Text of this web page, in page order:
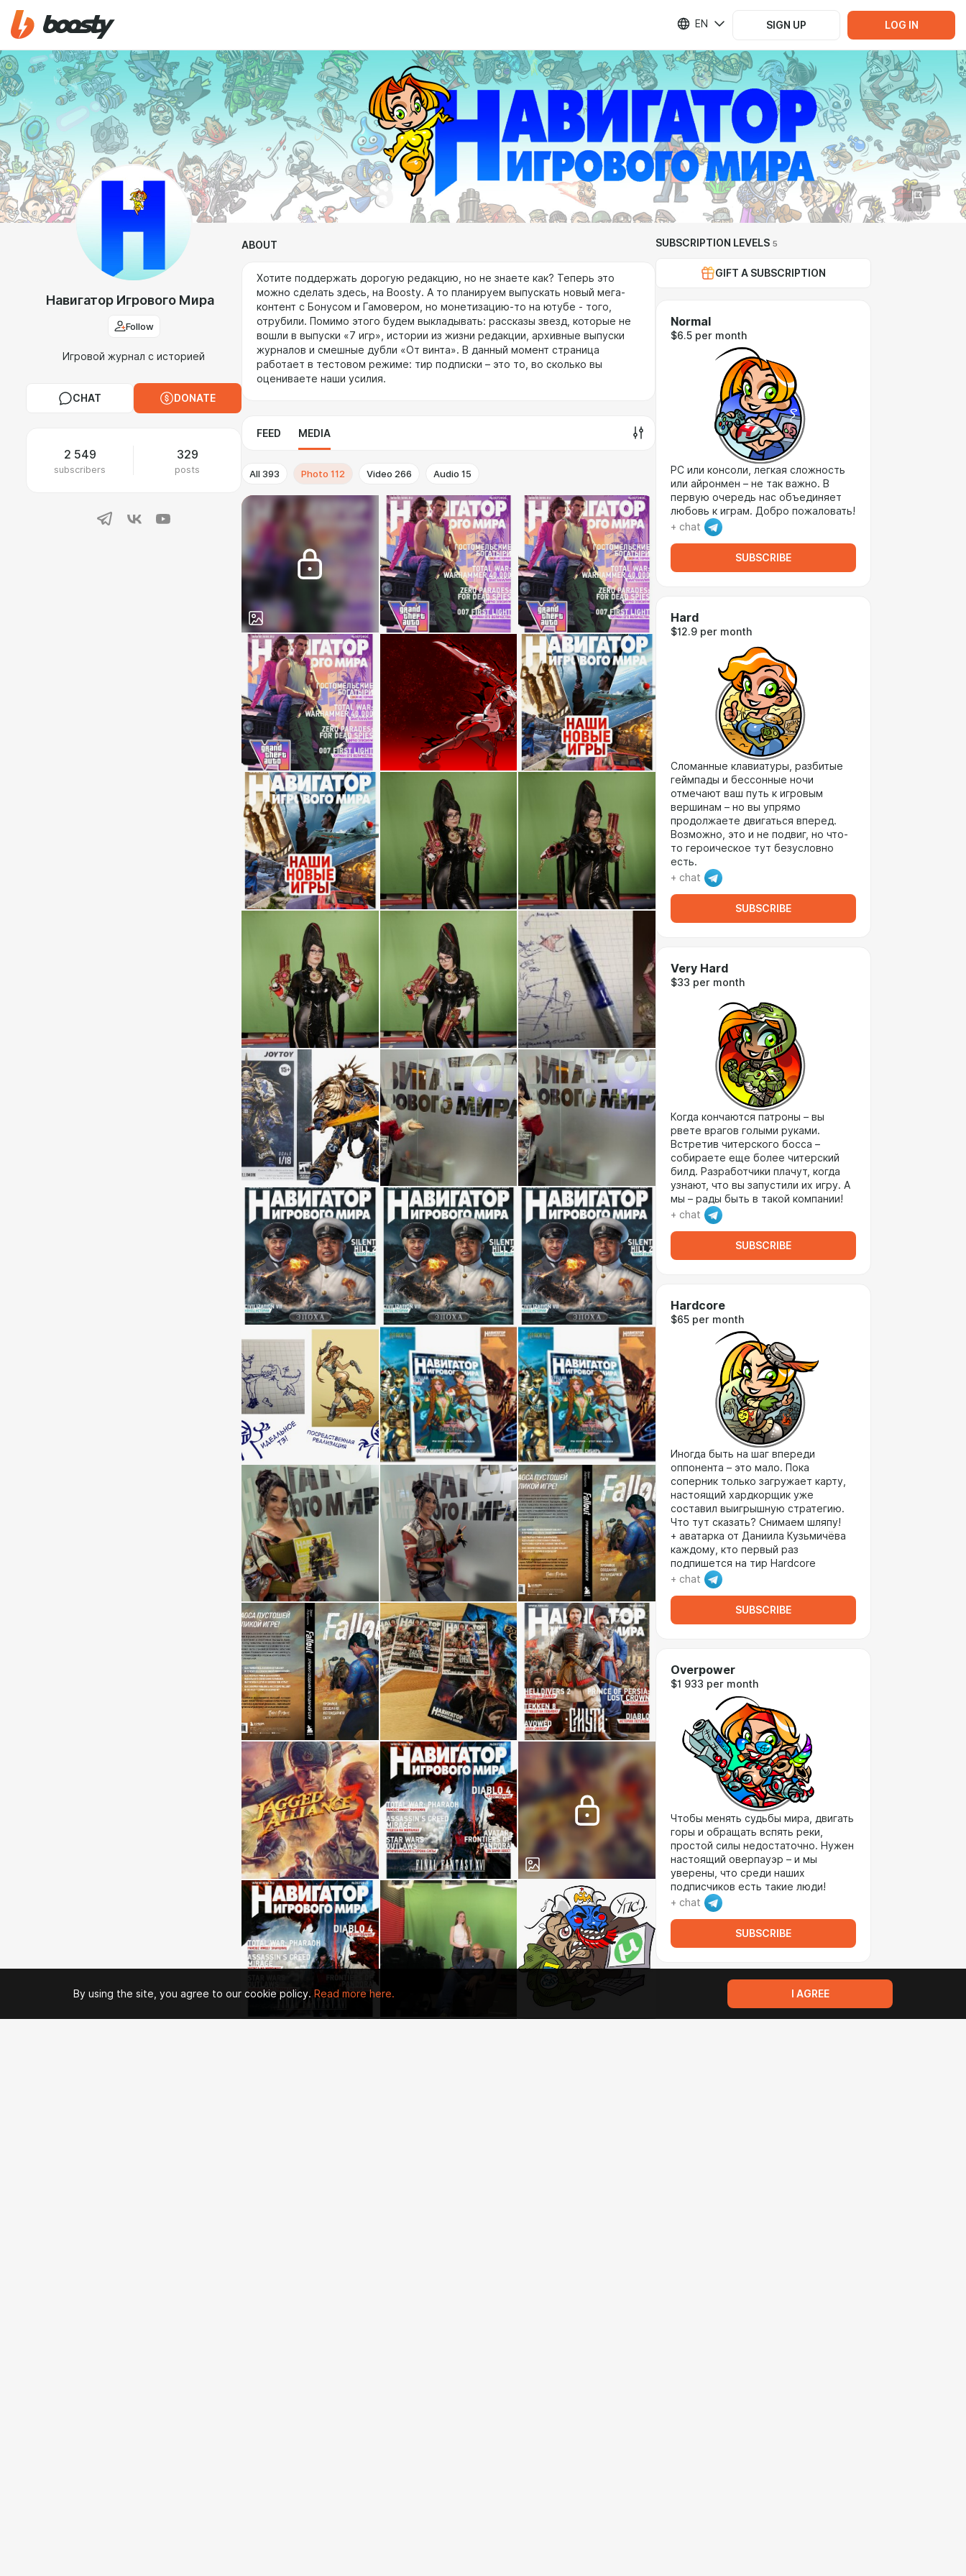
EN SIGN UP LOG IN
Навигатор Игрового Мира
Follow
Игровой журнал с историей
CHAT DONATE
2 549
subscribers
329
posts
ABOUT
Хотите поддержать дорогую редакцию, но не знаете как? Теперь это
можно сделать здесь, на Boosty. А то планируем выпускать новый мега-
контент с Бонусом и Гамовером, но монетизацию-то на ютубе - того,
отрубили. Помимо этого будем выкладывать: рассказы звезд, которые не
вошли в выпуски «7 игр», истории из жизни редакции, архивные выпуски
журналов и смешные дубли «От винта». В данный момент страница
работает в тестовом режиме: тир подписки – это то, во сколько вы
оцениваете наши усилия.
FEED MEDIA
All393 Photo 112 Video 266 Audio 15
SUBSCRIPTION LEVELS 5
GIFT A SUBSCRIPTION
Normal
$6.5 per month
PC или консоли, легкая сложность
или айронмен – не так важно. В
первую очередь нас объединяет
любовь к играм. Добро пожаловать!
+ chat
SUBSCRIBE
Hard
$12.9 per month
Сломанные клавиатуры, разбитые
геймпады и бессонные ночи
отмечают ваш путь к игровым
вершинам – но вы упрямо
продолжаете двигаться вперед.
Возможно, это и не подвиг, но что-
то героическое тут безусловно
есть.
+ chat
SUBSCRIBE
Very Hard
$33 per month
Когда кончаются патроны – вы
рвете врагов голыми руками.
Встретив читерского босса –
собираете еще более читерский
билд. Разработчики плачут, когда
узнают, что вы запустили их игру. А
мы – рады быть в такой компании!
+ chat
SUBSCRIBE
Hardcore
$65 per month
Иногда быть на шаг впереди
оппонента – это мало. Пока
соперник только загружает карту,
настоящий хардкорщик уже
составил выигрышную стратегию.
Что тут сказать? Снимаем шляпу!
+ аватарка от Даниила Кузьмичёва
каждому, кто первый раз
подпишется на тир Hardcore
+ chat
SUBSCRIBE
Overpower
$1 933 per month
Чтобы менять судьбы мира, двигать
горы и обращать вспять реки,
простой силы недостаточно. Нужен
настоящий оверпауэр – и мы
уверены, что среди наших
подписчиков есть такие люди!
+ chat
SUBSCRIBE
By using the site, you agree to our cookie policy. Read more here. I AGREE